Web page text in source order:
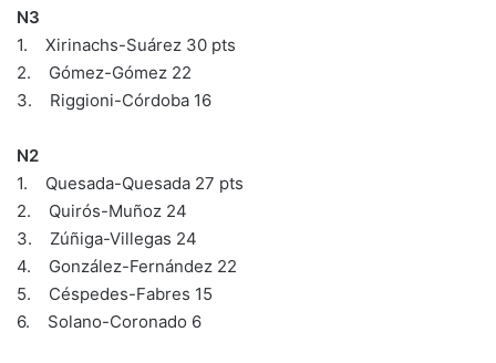
N3
1. Xirinachs-Suárez 30 pts
2. Gómez-Gómez 22
3. Riggioni-Córdoba 16
N2
1. Quesada-Quesada 27 pts
2. Quirós-Muñoz 24
3. Zúñiga-Villegas 24
4. González-Fernández 22
5. Céspedes-Fabres 15
6. Solano-Coronado 6